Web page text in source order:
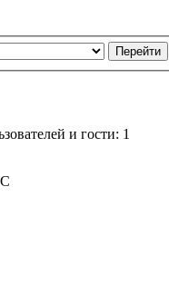
и гости: 1